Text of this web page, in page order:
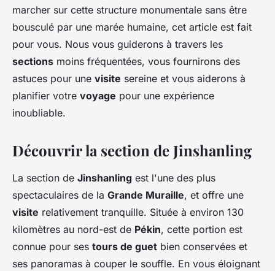
marcher sur cette structure monumentale sans être
bousculé par une marée humaine, cet article est fait
pour vous. Nous vous guiderons à travers les
sections moins fréquentées, vous fournirons des
astuces pour une visite sereine et vous aiderons à
planifier votre voyage pour une expérience
inoubliable.
Découvrir la section de Jinshanling
La section de Jinshanling est l'une des plus
spectaculaires de la Grande Muraille, et offre une
visite relativement tranquille. Située à environ 130
kilomètres au nord-est de Pékin, cette portion est
connue pour ses tours de guet bien conservées et
ses panoramas à couper le souffle. En vous éloignant